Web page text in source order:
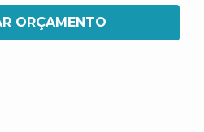
ORÇAMENTO